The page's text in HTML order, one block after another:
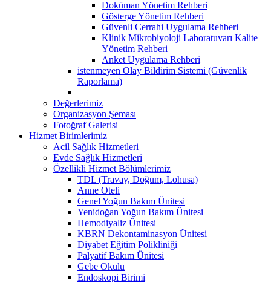
Doküman Yönetim Rehberi
Gösterge Yönetim Rehberi
Güvenli Cerrahi Uygulama Rehberi
Klinik Mikrobiyoloji Laboratuvarı Kalite
Yönetim Rehberi
Anket Uygulama Rehberi
istenmeyen Olay Bildirim Sistemi (Güvenlik
Raporlama)
Değerlerimiz
Organizasyon Şeması
Fotoğraf Galerisi
Hizmet Birimlerimiz
Acil Sağlık Hizmetleri
Evde Sağlık Hizmetleri
Özellikli Hizmet Bölümlerimiz
TDL (Travay, Doğum, Lohusa)
Anne Oteli
Genel Yoğun Bakım Ünitesi
Yenidoğan Yoğun Bakım Ünitesi
Hemodiyaliz Ünitesi
KBRN Dekontaminasyon Ünitesi
Diyabet Eğitim Polikliniği
Palyatif Bakım Ünitesi
Gebe Okulu
Endoskopi Birimi